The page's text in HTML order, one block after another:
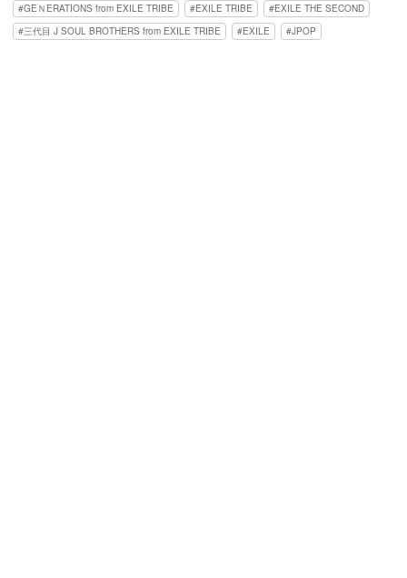
GEＮERATIONS from EXILE TRIBE
EXILE TRIBE
EXILE THE SECOND
三代目 J SOUL BROTHERS from EXILE TRIBE
EXILE JPOP